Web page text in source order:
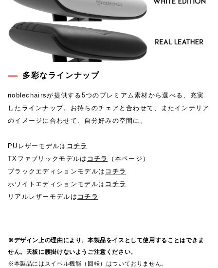
多彩なラインナップ
noblechairsが提供する5つのプレミアム素材から選べる、充実
したラインナップ。お持ちのチェアと合わせて、またインテリア
のイメージに合わせて、自分好みの空間に。
PUレザーモデルは コチラ
TXファブリックモデルは コチラ
（本ページ）
ブラックエディションモデルは コチラ
ホワイトエディションモデルは コチラ
リアルレザーモデルは コチラ
※デザイン上の理由により、本製品をイスとして使用することはできま
せん。天板に腰掛けないようご注意ください。
※本製品にはスイベル機能（回転）はついておりません。